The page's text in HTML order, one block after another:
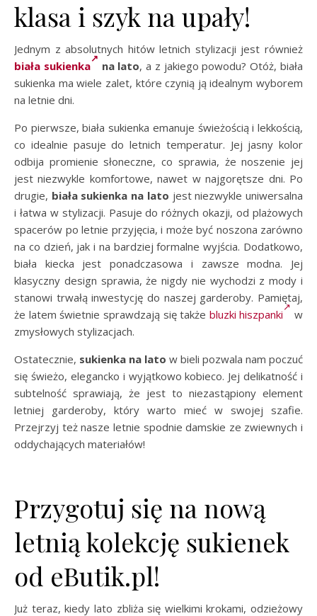
klasa i szyk na upały!
Jednym z absolutnych hitów letnich stylizacji jest również
biała sukienka
na lato, a z jakiego powodu? Otóż, biała
sukienka ma wiele zalet, które czynią ją idealnym wyborem
na letnie dni.
Po pierwsze, biała sukienka emanuje świeżością i lekkością,
co idealnie pasuje do letnich temperatur. Jej jasny kolor
odbija promienie słoneczne, co sprawia, że noszenie jej
jest niezwykle komfortowe, nawet w najgorętsze dni. Po
drugie, biała sukienka na lato jest niezwykle uniwersalna
i łatwa w stylizacji. Pasuje do różnych okazji, od plażowych
spacerów po letnie przyjęcia, i może być noszona zarówno
na co dzień, jak i na bardziej formalne wyjścia. Dodatkowo,
biała kiecka jest ponadczasowa i zawsze modna. Jej
klasyczny design sprawia, że nigdy nie wychodzi z mody i
stanowi trwałą inwestycję do naszej garderoby. Pamiętaj,
że latem świetnie sprawdzają się także bluzki hiszpanki
w
zmysłowych stylizacjach.
Ostatecznie, sukienka na lato w bieli pozwala nam poczuć
się świeżo, elegancko i wyjątkowo kobieco. Jej delikatność i
subtelność sprawiają, że jest to niezastąpiony element
letniej garderoby, który warto mieć w swojej szafie.
Przejrzyj też nasze letnie spodnie damskie ze zwiewnych i
oddychających materiałów!
Przygotuj się na nową
letnią kolekcję sukienek
od eButik.pl!
Już teraz, kiedy lato zbliża się wielkimi krokami, odzieżowy